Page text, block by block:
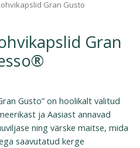
Gran Gusto
Gran
Gusto” on hoolikalt valitud
ja Aasiast annavad
ning värske maitse, mida
saavutatud kerge